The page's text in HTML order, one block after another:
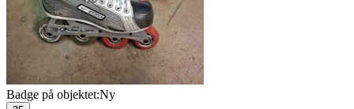
Badge på objektet:Ny